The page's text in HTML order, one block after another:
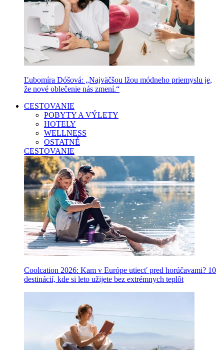
Ľubomíra Dóšová: „Najväčšou lžou módneho priemyslu je,
že nové oblečenie nás zmení.“
CESTOVANIE
POBYTY A VÝLETY
HOTELY
WELLNESS
OSTATNÉ
CESTOVANIE
Coolcation 2026: Kam v Európe utiecť pred horúčavami? 10
destinácií, kde si leto užijete bez extrémnych teplôt